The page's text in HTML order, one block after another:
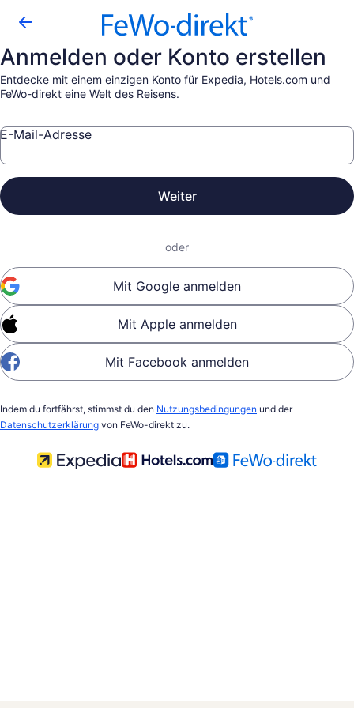
Anmelden oder Konto erstellen
Entdecke mit einem einzigen Konto für Expedia, Hotels.com und
FeWo-direkt eine Welt des Reisens.
E-Mail-Adresse
Weiter
oder
Mit Google anmelden
Mit Apple anmelden
Mit Facebook anmelden
Indem du fortfährst, stimmst du den Nutzungsbedingungen und der
Datenschutzerklärung von FeWo-direkt zu.